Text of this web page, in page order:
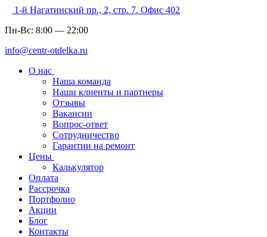
1-й Нагатинский пр., 2, стр. 7. Офис 402
Пн-Вс: 8:00 — 22:00
info@centr-otdelka.ru
О нас
Наша команда
Наши клиенты и партнеры
Отзывы
Вакансии
Вопрос-ответ
Сотрудничество
Гарантии на ремонт
Цены
Калькулятор
Оплата
Рассрочка
Портфолио
Акции
Блог
Контакты